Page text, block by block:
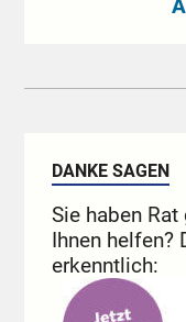
DANKE SAGEN
Sie haben
Ihnen helfen?
erkenntlich: